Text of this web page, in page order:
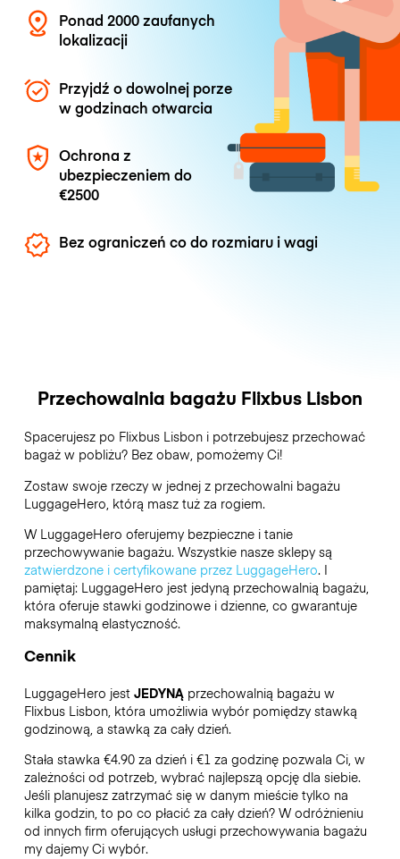
Ponad 2000 zaufanych
lokalizacji
Przyjdź o dowolnej porze
w godzinach otwarcia
Ochrona z
ubezpieczeniem do
€2500
Bez ograniczeń co do rozmiaru i wagi
Przechowalnia bagażu Flixbus Lisbon
Spacerujesz po Flixbus Lisbon i potrzebujesz przechować
bagaż w pobliżu? Bez obaw, pomożemy Ci!
Zostaw swoje rzeczy w jednej z przechowalni bagażu
LuggageHero , którą masz tuż za rogiem.
W LuggageHero oferujemy bezpieczne i tanie
przechowywanie bagażu. Wszystkie nasze sklepy są
zatwierdzone i certyfikowane przez LuggageHero. I
pamiętaj: LuggageHero jest jedyną przechowalnią bagażu,
która oferuje stawki godzinowe i dzienne, co gwarantuje
maksymalną elastyczność.
Cennik
LuggageHero jest JEDYNĄprzechowalnią bagażu w
Flixbus Lisbon, która umożliwia wybór pomiędzy stawką
godzinową, a stawką za cały dzień.
Stała stawka €4.90 za dzień i €1 za godzinę pozwala Ci, w
zależności od potrzeb, wybrać najlepszą opcję dla siebie.
Jeśli planujesz zatrzymać się w danym mieście tylko na
kilka godzin, to po co płacić za cały dzień? W odróżnieniu
od innych firm oferujących usługi przechowywania bagażu
my dajemy Ci wybór.